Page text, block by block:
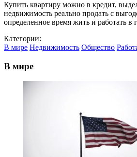
Купить квартиру можно в кредит,
недвижимость реально продать с
определенное время жить и работать
Категории:
В мире Недвижимость Общество
В мире